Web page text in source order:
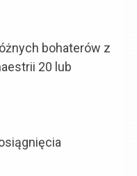
bohaterów z
20 lub